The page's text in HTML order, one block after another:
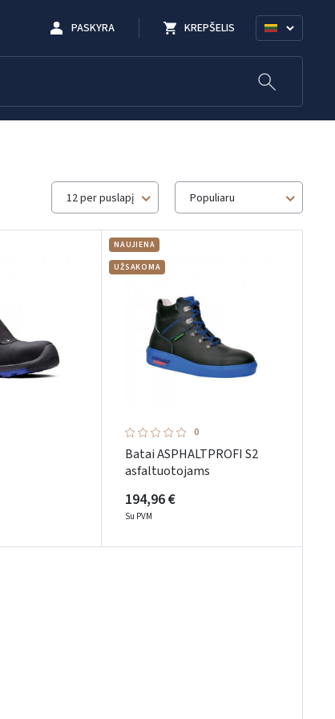
PASKYRA KREPŠELIS
12 per puslapį Populiaru
NAUJIENA
UŽSAKOMA
0
Batai ASPHALTPROFI S2
asfaltuotojams
194,96 €
Su PVM